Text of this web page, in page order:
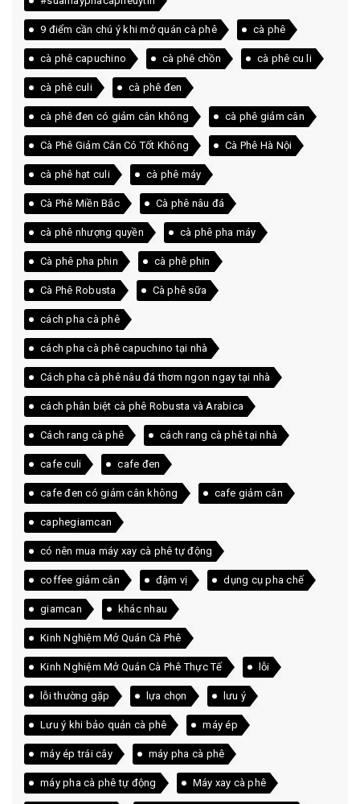
9 điểm cần chú ý khi mở quán cà phê cà phê
cà phê capuchino cà phê chồn cà phê cu li
cà phê culi cà phê đen
cà phê đen có giảm cân không cà phê giảm cân
Cà Phê Giảm Cân Có Tốt Không Cà Phê Hà Nội
cà phê hạt culi cà phê máy
Cà Phê Miền Bắc Cà phê nâu đá
cà phê nhượng quyền cà phê pha máy
Cà phê pha phin cà phê phin
Cà Phê Robusta Cà phê sữa
cách pha cà phê
cách pha cà phê capuchino tại nhà
Cách pha cà phê nâu đá thơm ngon ngay tại nhà
cách phân biệt cà phê Robusta và Arabica
Cách rang cà phê cách rang cà phê tại nhà
cafe culi cafe đen
cafe đen có giảm cân không cafe giảm cân
caphegiamcan
có nên mua máy xay cà phê tự động
coffee giảm cân đậm vị dụng cụ pha chế
giamcan khác nhau
Kinh Nghiệm Mở Quán Cà Phê
Kinh Nghiệm Mở Quán Cà Phê Thực Tế lỗi
lỗi thường gặp lựa chọn lưu ý
Lưu ý khi bảo quản cà phê máy ép
máy ép trái cây máy pha cà phê
máy pha cà phê tự động Máy xay cà phê